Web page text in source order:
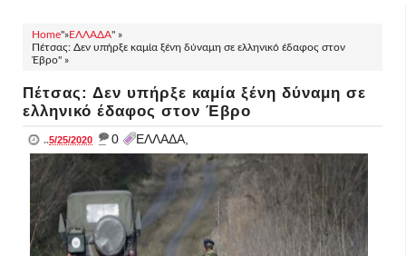
Home"»ΕΛΛΑΔΑ" »
Πέτσας: Δεν υπήρξε καμία ξένη δύναμη σε ελληνικό έδαφος στον
Έβρο" »
Πέτσας: Δεν υπήρξε καμία ξένη δύναμη σε
ελληνικό έδαφος στον Έβρο
..5/25/2020 _ 0 ΕΛΛΑΔΑ,